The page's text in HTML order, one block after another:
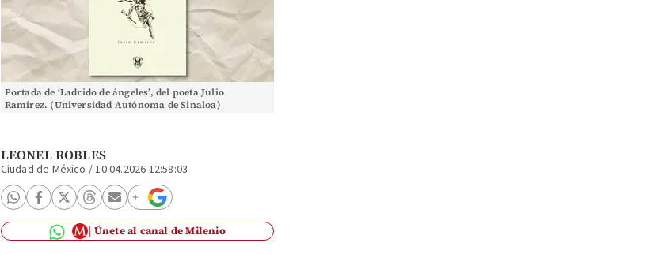
Portada de ‘Ladrido de ángeles’, del poeta Julio
Ramírez. (Universidad Autónoma de Sinaloa)
LEONEL ROBLES
Ciudad de México /10.04.2026 12:58:03
Únete al canal de Milenio